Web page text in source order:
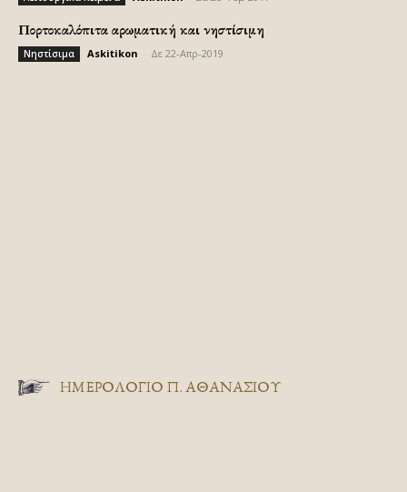
Πορτοκαλόπιτα αρωματική και νηστίσιμη
Νηστίσιμα Askitikon Δε 22-Απρ-2019
ΗΜΕΡΟΛΟΓΙΟ Π. ΑΘΑΝΑΣΙΟΥ